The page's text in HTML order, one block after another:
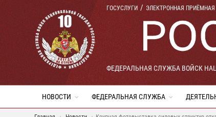
ГОСУСЛУГИ ЭЛЕКТРОННАЯ ПРИЁМНАЯ
ФЕДЕРАЛЬНАЯ СЛУЖБА ВОЙСК
НОВОСТИ ФЕДЕРАЛЬНАЯ СЛУЖБА